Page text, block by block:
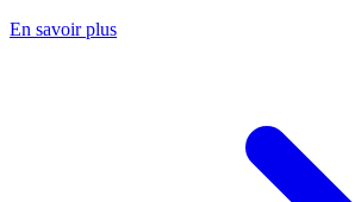
En savoir plus